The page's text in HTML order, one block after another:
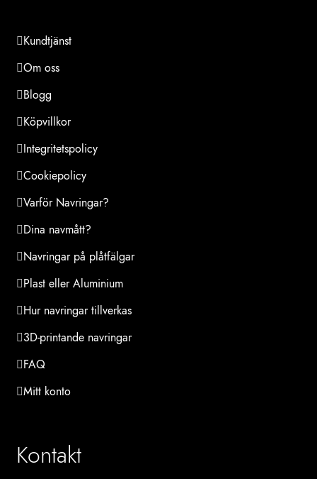
Kundtjänst
Om oss
Blogg
Köpvillkor
Integritetspolicy
Cookiepolicy
Varför Navringar?
Dina navmått?
Navringar på plåtfälgar
Plast eller Aluminium
Hur navringar tillverkas
3D-printande navringar
FAQ
Mitt konto
Kontakt